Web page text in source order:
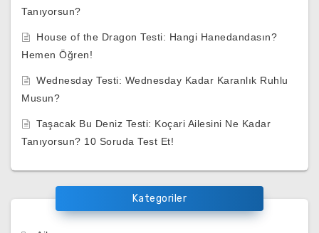
Tanıyorsun?
House of the Dragon Testi: Hangi Hanedandasın?
Hemen Öğren!
Wednesday Testi: Wednesday Kadar Karanlık Ruhlu
Musun?
Taşacak Bu Deniz Testi: Koçari Ailesini Ne Kadar
Tanıyorsun? 10 Soruda Test Et!
Kategoriler